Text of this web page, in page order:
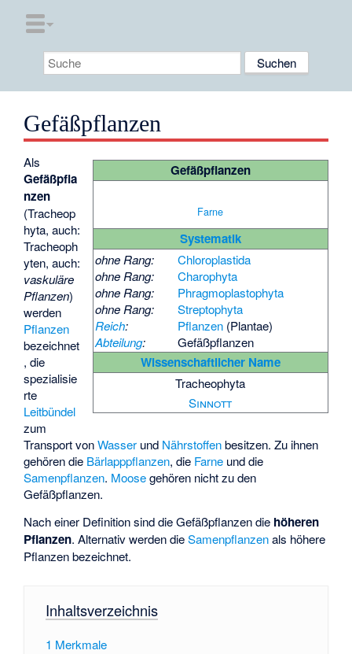
Gefäßpflanzen
Gefäßpflanzen
Farne
Systematik
ohne Rang:
Chloroplastida
ohne Rang:
Charophyta
ohne Rang:
Phragmoplastophyta
ohne Rang:
Streptophyta
Reich: Pflanzen(Plantae)
Abteilung: Gefäßpflanzen
Wissenschaftlicher Name
Tracheophyta
Sinnott
Als
Gefäßpfla
nzen
(Tracheop
hyta, auch:
Tracheoph
yten, auch:
vaskuläre
Pflanzen)
werden
Pflanzen
bezeichnet
, die
spezialisie
rte
Leitbündel
zum
Transport vonWasser und Nährstoffenbesitzen. Zu ihnen
gehören die Bärlapppflanzen, die Farne und die
Samenpflanzen. Moosegehören nicht zu den
Gefäßpflanzen.
Nach einer Definition sind die Gefäßpflanzen die höheren
Pflanzen. Alternativ werden dieSamenpflanzenals höhere
Pflanzen bezeichnet.
Inhaltsverzeichnis
1 Merkmale